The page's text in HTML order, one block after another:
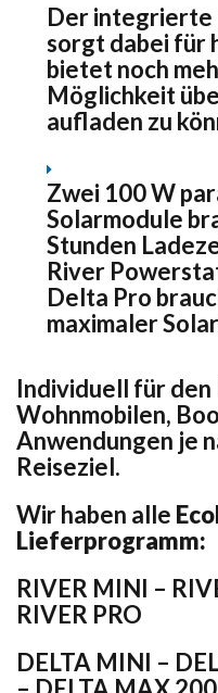
Der integrierte
sorgt dabei für
bietet noch
Möglichkeit
aufladen zu
Zwei 100 W
Solarmodule
Stunden
River
Delta Pro
maximaler
Individuell für den
Wohnmobilen,
Anwendungen je
Reiseziel.
Wir haben alle
Lieferprogramm:
RIVER MINI –
RIVER PRO
DELTA MINI –